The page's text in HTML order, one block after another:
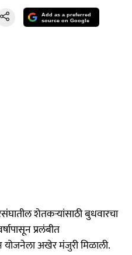
Add as a preferred
source on Google
शेतकऱ्यांसाठी बुधवारचा
प्रलंबीत
अखेर मंजुरी मिळाली.